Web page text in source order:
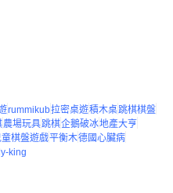
rummikub拉密桌遊積木桌跳棋棋盤
農場玩具跳棋企鵝破冰地產大亨
童棋盤遊戲平衡木德國心臟病
king